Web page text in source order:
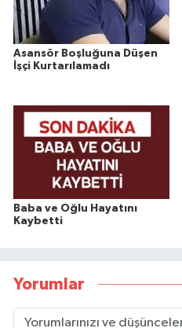
Asansör Boşluğuna Düşen
İşçi Kurtarılamadı
Baba ve Oğlu Hayatını
Kaybetti
Yorumlar